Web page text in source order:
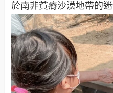
於南非貧瘠沙漠地帶的